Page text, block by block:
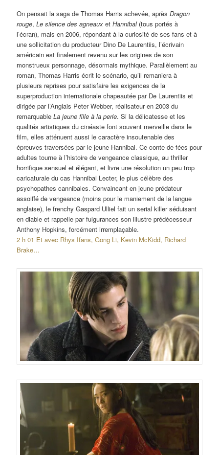
On pensait la saga de Thomas Harris achevée, aprèsDragon
rouge,Le silence des agneauxetHannibal (tous portés à
l’écran), mais en 2006, répondant à la curiosité de ses fans et à
une sollicitation du producteur Dino De Laurentiis, l’écrivain
américain est finalement revenu sur les origines de son
monstrueux personnage, désormais mythique. Parallèlement au
roman, Thomas Harris écrit le scénario, qu’il remaniera à
plusieurs reprises pour satisfaire les exigences de la
superproduction internationale chapeautée par De Laurentiis et
dirigée par l’Anglais Peter Webber, réalisateur en 2003 du
remarquableLa jeune fille à la perle. Si la délicatesse et les
qualités artistiques du cinéaste font souvent merveille dans le
film, elles atténuent aussi le caractère insoutenable des
épreuves traversées par le jeune Hannibal. Ce conte de fées pour
adultes tourne à l’histoire de vengeance classique, au thriller
horrifique sensuel et élégant, et livre une résolution un peu trop
caricaturale du cas Hannibal Lecter, le plus célèbre des
psychopathes cannibales. Convaincant en jeune prédateur
assoiffé de vengeance (moins pour le maniement de la langue
anglaise), le frenchy Gaspard Ulliel fait un serial killer séduisant
en diable et rappelle par fulgurances son illustre prédécesseur
Anthony Hopkins, forcément irremplaçable.
2 h 01 Et avec Rhys Ifans, Gong Li, Kevin McKidd, Richard
Brake…